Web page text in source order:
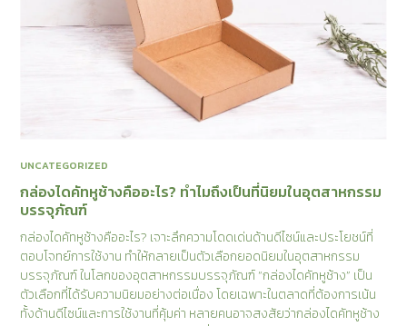
UNCATEGORIZED
กล่องไดคัทหูช้างคืออะไร? ทำไมถึงเป็นที่นิยมในอุตสาหกรรม
บรรจุภัณฑ์
กล่องไดคัทหูช้างคืออะไร? เจาะลึกความโดดเด่นด้านดีไซน์และประโยชน์ที่
ตอบโจทย์การใช้งาน ทำให้กลายเป็นตัวเลือกยอดนิยมในอุตสาหกรรม
บรรจุภัณฑ์ ในโลกของอุตสาหกรรมบรรจุภัณฑ์ “กล่องไดคัทหูช้าง” เป็น
ตัวเลือกที่ได้รับความนิยมอย่างต่อเนื่อง โดยเฉพาะในตลาดที่ต้องการเน้น
ทั้งด้านดีไซน์และการใช้งานที่คุ้มค่า หลายคนอาจสงสัยว่ากล่องไดคัทหูช้าง